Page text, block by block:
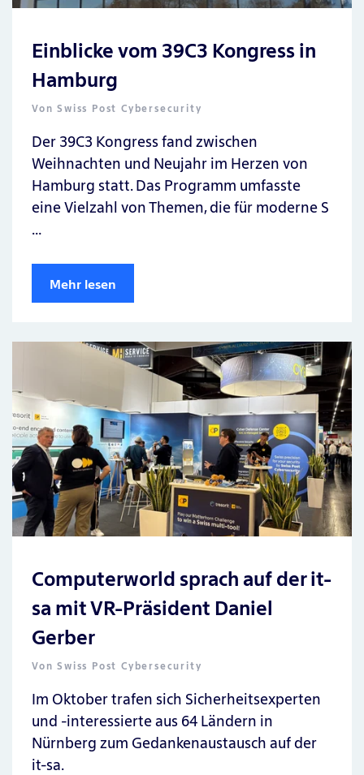
Einblicke vom 39C3 Kongress in
Hamburg
VonSwiss Post Cybersecurity
Der 39C3 Kongress fand zwischen
Weihnachten und Neujahr im Herzen von
Hamburg statt. Das Programm umfasste
eine Vielzahl von Themen, die für moderne S
…
Mehr lesen
Computerworld sprach auf der it-
sa mit VR-Präsident Daniel
Gerber
VonSwiss Post Cybersecurity
Im Oktober trafen sich Sicherheitsexperten
und -interessierte aus 64 Ländern in
Nürnberg zum Gedankenaustausch auf der
it-sa.